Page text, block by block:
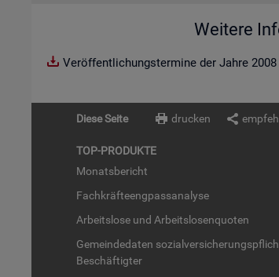
Weitere
Veröffentlichungstermine der Jahre 2008
Diese Seite drucken
TOP-PRO­DUK­TE
Mo­nats­be­richt
Fach­kräf­te­eng­pass­ana­ly­se
Ar­beits­lo­se und Ar­beits­lo­sen­quo­ten
Ge­mein­de­da­ten
Be­schäf­tig­ter